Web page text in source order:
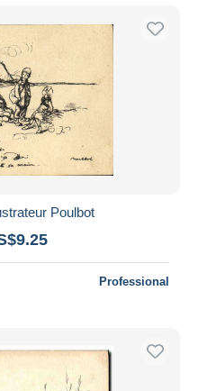
Poulbot
Professional